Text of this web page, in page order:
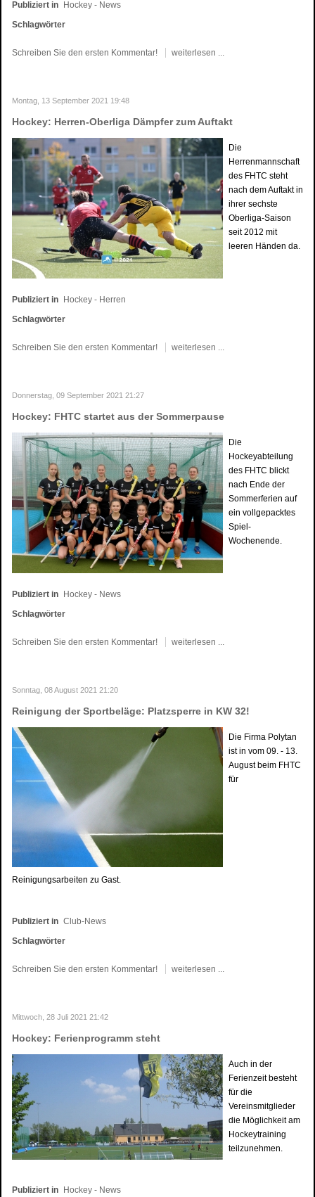
Publiziert in Hockey - News
Schlagwörter
Schreiben Sie den ersten Kommentar! weiterlesen ...
Montag, 13 September 2021 19:48
Hockey: Herren-Oberliga Dämpfer zum Auftakt
Die
Herrenmannschaft
des FHTC steht
nach dem Auftakt in
ihrer sechste
Oberliga-Saison
seit 2012 mit
leeren Händen da.
Publiziert in Hockey - Herren
Schlagwörter
Schreiben Sie den ersten Kommentar! weiterlesen ...
Donnerstag, 09 September 2021 21:27
Hockey: FHTC startet aus der Sommerpause
Die
Hockeyabteilung
des FHTC blickt
nach Ende der
Sommerferien auf
ein vollgepacktes
Spiel-
Wochenende.
Publiziert in Hockey - News
Schlagwörter
Schreiben Sie den ersten Kommentar! weiterlesen ...
Sonntag, 08 August 2021 21:20
Reinigung der Sportbeläge: Platzsperre in KW 32!
Die Firma Polytan
ist in vom 09. - 13.
August beim FHTC
für
Reinigungsarbeiten zu Gast.
Publiziert in Club-News
Schlagwörter
Schreiben Sie den ersten Kommentar! weiterlesen ...
Mittwoch, 28 Juli 2021 21:42
Hockey: Ferienprogramm steht
Auch in der
Ferienzeit besteht
für die
Vereinsmitglieder
die Möglichkeit am
Hockeytraining
teilzunehmen.
Publiziert in Hockey - News